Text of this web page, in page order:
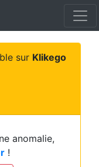
sur Klikego
anomalie,
!